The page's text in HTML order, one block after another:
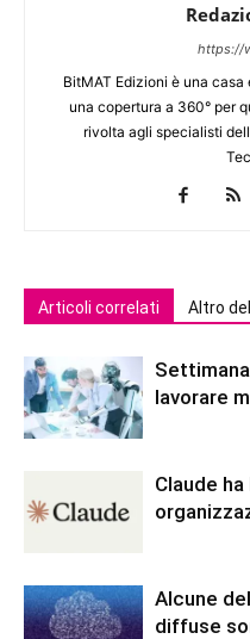
https://
BitMAT Edizioni è una
una copertura a 360° per
rivolta agli specialisti
Articoli correlati Altro
lavorare
Claude
Alcune
diffuse